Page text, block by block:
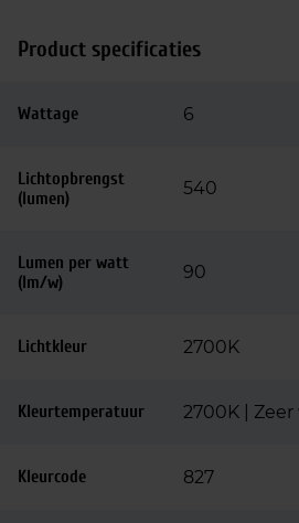
Product specificaties
Wattage 6
Lichtopbrengst
(lumen)
540
Lumen per watt
(lm/w)
90
Lichtkleur 2700K
Kleurtemperatuur 2700K |
Kleurcode 827